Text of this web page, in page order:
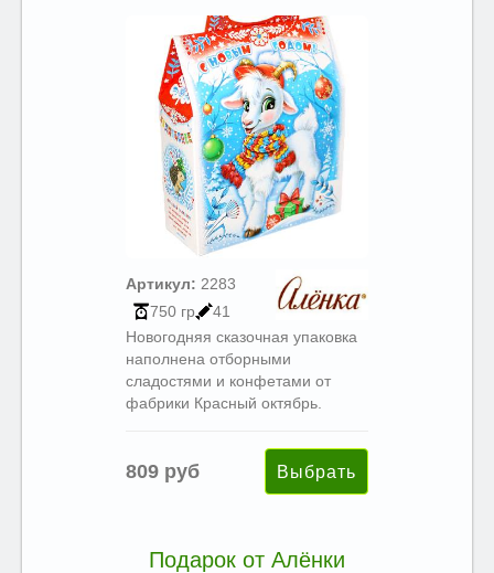
Артикул: 2283
750 гр
41
Новогодняя сказочная упаковка
наполнена отборными
сладостями и конфетами от
фабрики Красный октябрь.
809 руб
Подарок от Алёнки